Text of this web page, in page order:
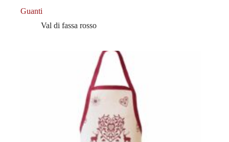
Guanti
Val di fassa rosso